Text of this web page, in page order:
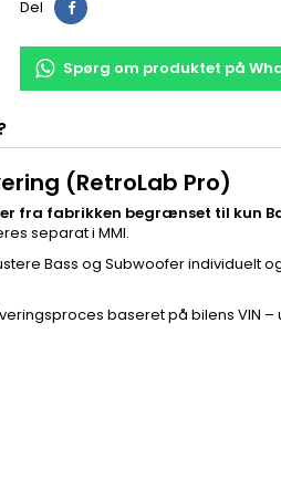
Del
Spørg om produktet på
(RetroLab Pro)
fra fabrikken begrænset til kun
separat i MMI.
Bass og Subwoofer individuelt
baseret på bilens VIN